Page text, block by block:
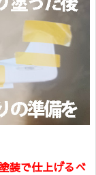
装で仕上げるべ